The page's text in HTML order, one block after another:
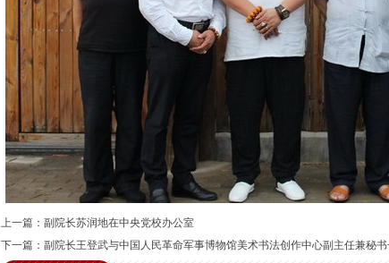
3 4 6
上一篇： 副院长苏润地在中央党校办公室
下一篇： 副院长王登武与中国人民革命军事博物馆美术书法创作中心副主任兼秘